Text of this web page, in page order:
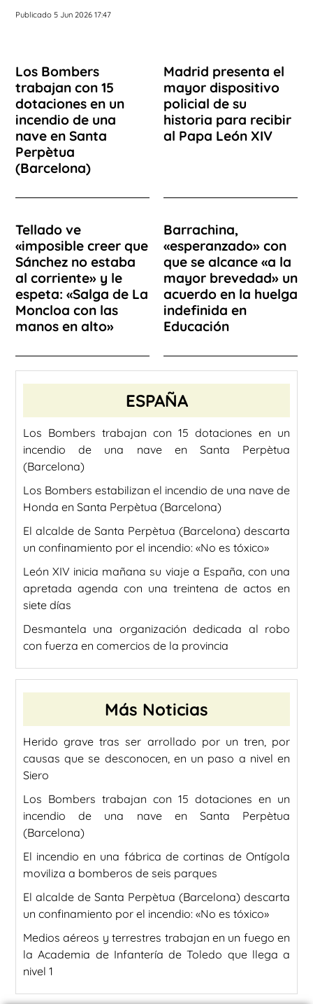
Publicado 5 Jun 2026 17:47
Los Bombers
trabajan con 15
dotaciones en un
incendio de una
nave en Santa
Perpètua
(Barcelona)
Madrid presenta el
mayor dispositivo
policial de su
historia para recibir
al Papa León XIV
Tellado ve
«imposible creer que
Sánchez no estaba
al corriente» y le
espeta: «Salga de La
Moncloa con las
manos en alto»
Barrachina,
«esperanzado» con
que se alcance «a la
mayor brevedad» un
acuerdo en la huelga
indefinida en
Educación
ESPAÑA
Los Bombers trabajan con 15 dotaciones en un
incendio de una nave en Santa Perpètua
(Barcelona)
Los Bombers estabilizan el incendio de una nave de
Honda en Santa Perpètua (Barcelona)
El alcalde de Santa Perpètua (Barcelona) descarta
un confinamiento por el incendio: «No es tóxico»
León XIV inicia mañana su viaje a España, con una
apretada agenda con una treintena de actos en
siete días
Desmantela una organización dedicada al robo
con fuerza en comercios de la provincia
Más Noticias
Herido grave tras ser arrollado por un tren, por
causas que se desconocen, en un paso a nivel en
Siero
Los Bombers trabajan con 15 dotaciones en un
incendio de una nave en Santa Perpètua
(Barcelona)
El incendio en una fábrica de cortinas de Ontígola
moviliza a bomberos de seis parques
El alcalde de Santa Perpètua (Barcelona) descarta
un confinamiento por el incendio: «No es tóxico»
Medios aéreos y terrestres trabajan en un fuego en
la Academia de Infantería de Toledo que llega a
nivel 1